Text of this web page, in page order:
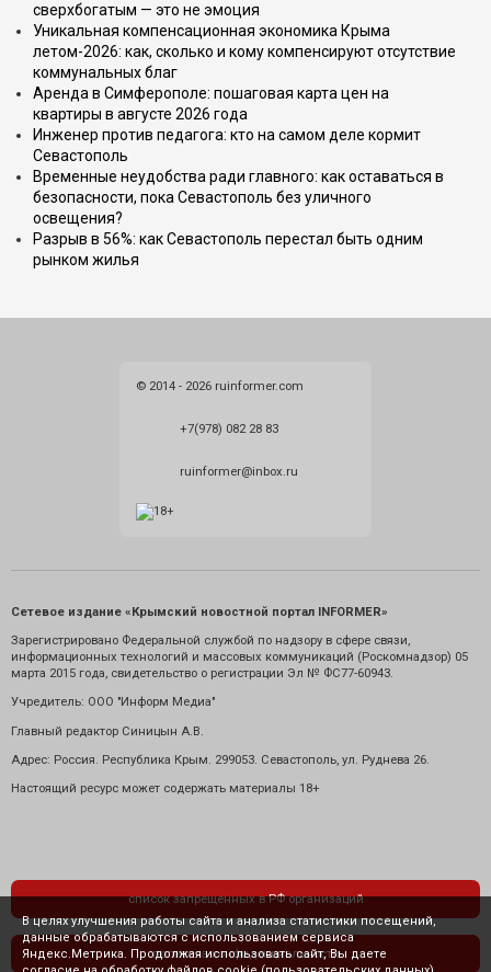
сверхбогатым — это не эмоция
Уникальная компенсационная экономика Крыма
летом-2026: как, сколько и кому компенсируют отсутствие
коммунальных благ
Аренда в Симферополе: пошаговая карта цен на
квартиры в августе 2026 года
Инженер против педагога: кто на самом деле кормит
Севастополь
Временные неудобства ради главного: как оставаться в
безопасности, пока Севастополь без уличного
освещения?
Разрыв в 56%: как Севастополь перестал быть одним
рынком жилья
© 2014 - 2026 ruinformer.com
+7(978) 082 28 83
ruinformer@inbox.ru
Сетевое издание «Крымский новостной портал INFORMER»
Зарегистрировано Федеральной службой по надзору в сфере связи,
информационных технологий и массовых коммуникаций (Роскомнадзор) 05
марта 2015 года, свидетельство о регистрации Эл № ФС77-60943.
Учредитель: ООО "Информ Медиа"
Главный редактор Синицын А.В.
Адрес: Россия. Республика Крым. 299053. Севастополь, ул. Руднева 26.
Настоящий ресурс может содержать материалы 18+
список запрещенных в РФ организаций
политика конфиденциальности
В целях улучшения работы сайта и анализа статистики посещений,
данные обрабатываются с использованием сервиса
Яндекс.Метрика. Продолжая использовать сайт, Вы даете